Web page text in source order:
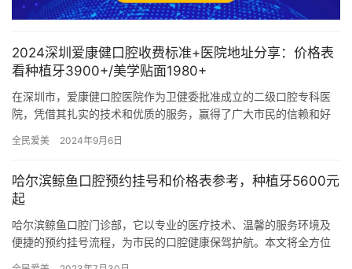
2024深圳爱康健口腔收费标准+医院地址分享：价格表
看种植牙3900+/美学贴面1980+
在深圳市，爱康健口腔医院作为卫健委批准成立的二级口腔专科医
院，凭借其扎实的技术和优质的服务，赢得了广大市民的信赖和好
院，为…
全民爱美 2024年9月6日
哈尔滨鲸鱼口腔预约挂号和价格表参考，种植牙5600元
起
哈尔滨鲸鱼口腔门诊部，它以专业的医疗技术、温馨的服务环境及
便捷的预约挂号流程，为市民的口腔健康保驾护航。本文将全方位